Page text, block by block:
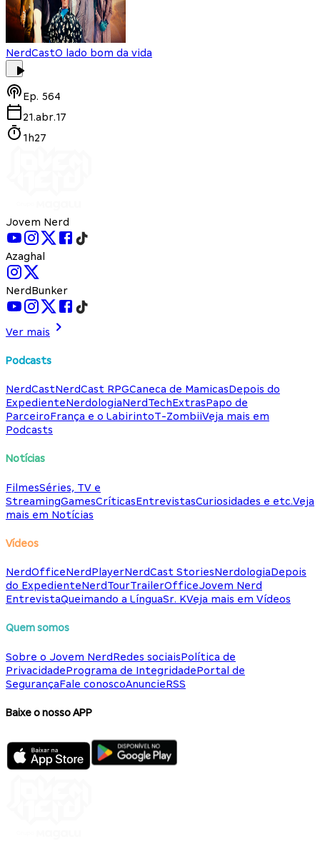
NerdCastO lado bom da vida
Ep. 564
21.abr.17
1h27
Jovem Nerd
Azaghal
NerdBunker
Ver mais
Podcasts
NerdCastNerdCast RPGCaneca de MamicasDepois do
ExpedienteNerdologiaNerdTechExtrasPapo de
ParceiroFrança e o LabirintoT-ZombiiVeja mais em
Podcasts
Notícias
FilmesSéries, TV e
StreamingGamesCríticasEntrevistasCuriosidades e etc.Veja
mais em Notícias
Vídeos
NerdOfficeNerdPlayerNerdCast StoriesNerdologiaDepois
do ExpedienteNerdTourTrailerOfficeJovem Nerd
EntrevistaQueimando a LínguaSr. KVeja mais em Vídeos
Quem somos
Sobre o Jovem NerdRedes sociaisPolítica de
PrivacidadePrograma de IntegridadePortal de
SegurançaFale conoscoAnuncieRSS
Baixe o nosso APP